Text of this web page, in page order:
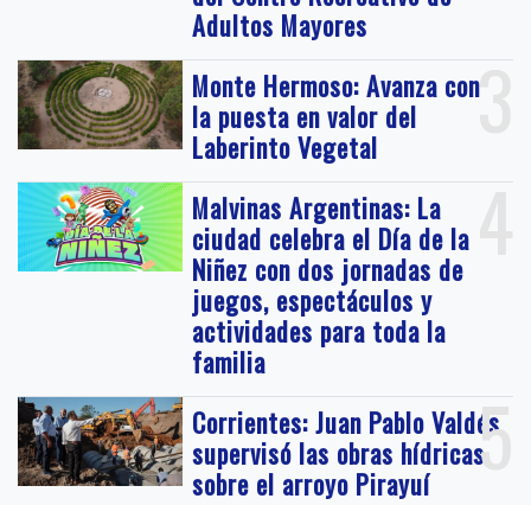
Adultos Mayores
3
Monte Hermoso: Avanza con
la puesta en valor del
Laberinto Vegetal
4
Malvinas Argentinas: La
ciudad celebra el Día de la
Niñez con dos jornadas de
juegos, espectáculos y
actividades para toda la
familia
5
Corrientes: Juan Pablo Valdés
supervisó las obras hídricas
sobre el arroyo Pirayuí